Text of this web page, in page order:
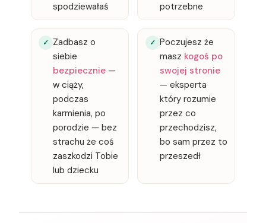
spodziewałaś
potrzebne
✓ Zadbasz o
siebie
bezpiecznie —
w ciąży,
podczas
karmienia, po
porodzie — bez
strachu że coś
zaszkodzi Tobie
lub dziecku
✓ Poczujesz że
masz kogoś po
swojej stronie
— eksperta
który rozumie
przez co
przechodzisz,
bo sam przez to
przeszedł